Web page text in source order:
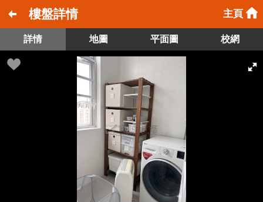
樓盤詳情 主頁
詳情 地圖 平面圖 校網